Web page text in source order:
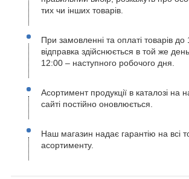
тих чи інших товарів.
При замовленні та оплаті товарів до
відправка здійснюється в той же
12:00 – наступного робочого дня.
Асортимент продукції в каталозі на
сайті постійно оновлюється.
Наш магазин надає гарантію на всі
асортименту.